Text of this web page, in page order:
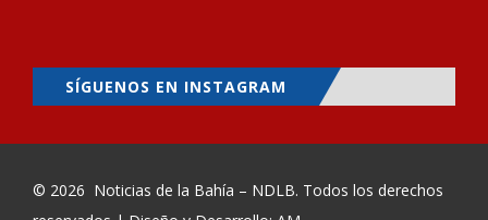
SÍGUENOS EN INSTAGRAM
© 2026 Noticias de la Bahía – NDLB. Todos los derechos